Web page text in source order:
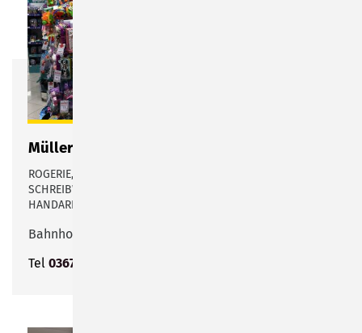
Müller Drogeriemarkt
ROGERIE, PARFÜMERIE, NATURSHOP, SPIEL- UND
SCHREIBWAREN SOWIE MULTI-MEDIA UND
HANDARBEITSARTIKEL
Bahnhofstraße 35
Tel 03675 89390